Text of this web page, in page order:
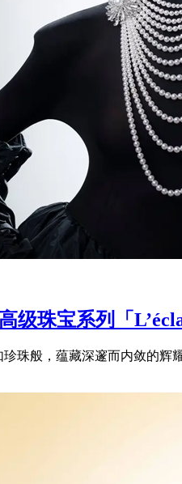
珠宝系列「
珠般，蕴藏深邃而内敛的辉